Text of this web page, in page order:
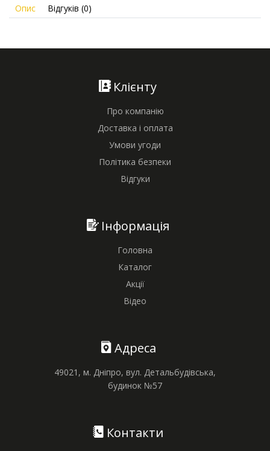
Опис Відгуків (0)
Клієнту
Про компанію
Доставка і оплата
Умови угоди
Політика безпеки
Відгуки
Інформація
Головна
Каталог
Акції
Відео
Адреса
49021, м. Дніпро, вул. Детальбудівська,
будинок №57
Контакти